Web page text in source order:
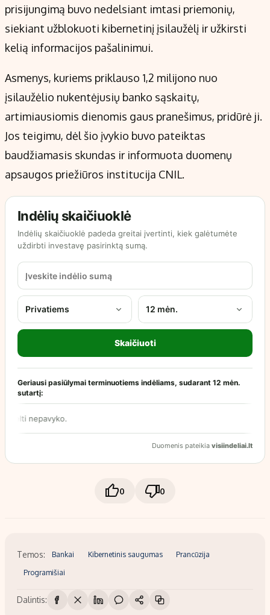
prisijungimą buvo nedelsiant imtasi priemonių,
siekiant užblokuoti kibernetinį įsilaužėlį ir užkirsti
kelią informacijos pašalinimui.
Asmenys, kuriems priklauso 1,2 milijono nuo
įsilaužėlio nukentėjusių banko sąskaitų,
artimiausiomis dienomis gaus pranešimus, pridūrė ji.
Jos teigimu, dėl šio įvykio buvo pateiktas
baudžiamasis skundas ir informuota duomenų
apsaugos priežiūros institucija CNIL.
0 0
Temos: Bankai Kibernetinis saugumas Prancūzija
Programišiai
Dalintis: